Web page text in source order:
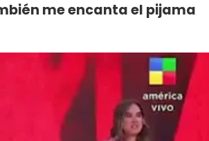
me encanta el pijama